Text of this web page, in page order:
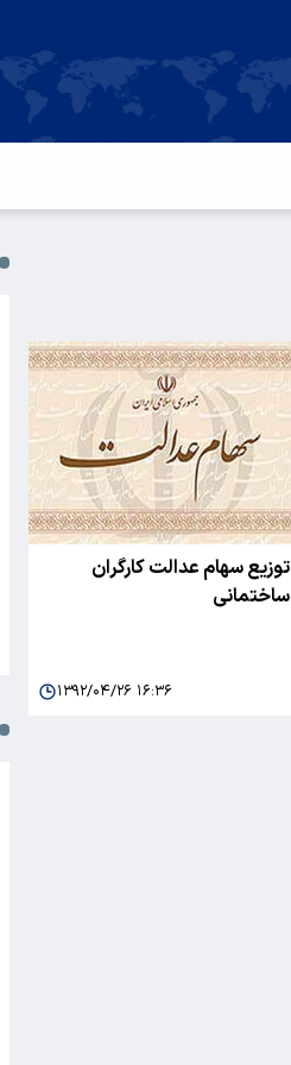
توزیع سهام عدالت کارگران
ساختمانی
۱۳۹۲/۰۴/۲۶ ۱۶:۳۶